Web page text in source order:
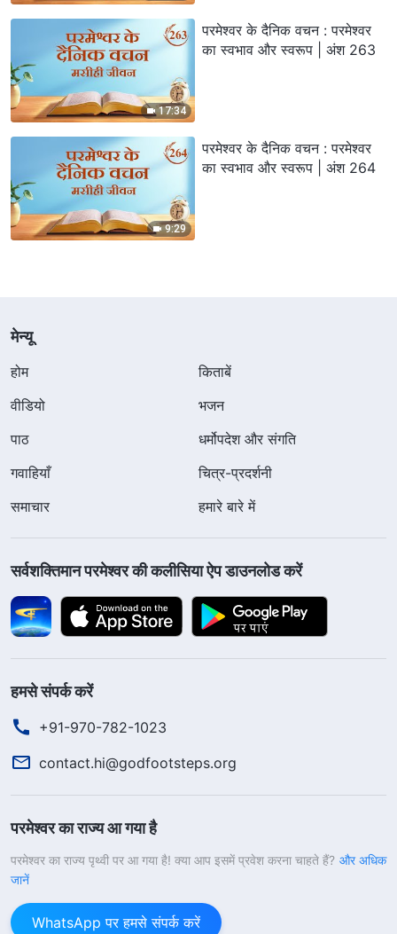
17:34
परमेश्वर के दैनिक वचन : परमेश्वर
का स्वभाव और स्वरूप | अंश 263
9:29
परमेश्वर के दैनिक वचन : परमेश्वर
का स्वभाव और स्वरूप | अंश 264
मेन्यू
होम
किताबें
वीडियो
भजन
पाठ
धर्मोपदेश और संगति
गवाहियाँ
चित्र-प्रदर्शनी
समाचार
हमारे बारे में
सर्वशक्तिमान परमेश्वर की कलीसिया ऐप डाउनलोड करें
हमसे संपर्क करें
+91-970-782-1023
contact.hi@godfootsteps.org
परमेश्वर का राज्य आ गया है
परमेश्वर का राज्य पृथ्वी पर आ गया है! क्या आप इसमें प्रवेश करना चाहते हैं? और अधिक
जानें
WhatsApp पर हमसे संपर्क करें
धर्मोपदेश में भाग लेने के लिए बटन पर क्लिक करें, ताकि